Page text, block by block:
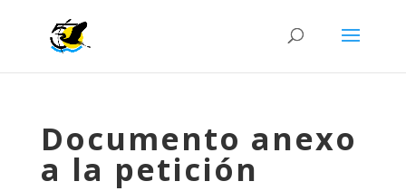
Documento anexo
a la petición